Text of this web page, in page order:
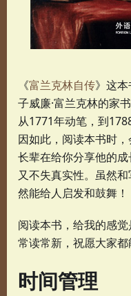
《富兰克林自传》这
子威廉·富兰克林的家
从1771年动笔，到
因如此，阅读本书时
长辈在给你分享他的
又不失真实性。虽然
然能给人启发和鼓舞！
阅读本书，给我的感
常读常新，祝愿大家都
时间管理